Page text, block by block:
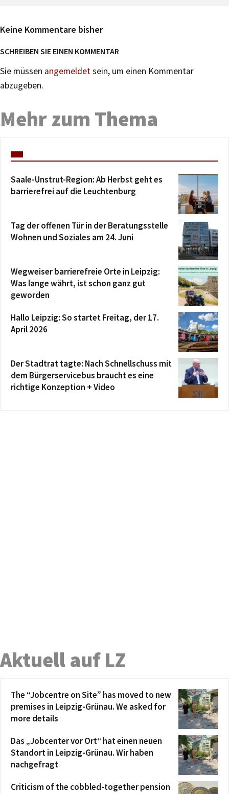
Keine Kommentare bisher
SCHREIBEN SIE EINEN KOMMENTAR
Sie müssen angemeldetsein, um einen Kommentar
abzugeben.
Mehr zum Thema
Saale-Unstrut-Region: Ab Herbst geht es
barrierefrei auf die Leuchtenburg
Tag der offenen Tür in der Beratungsstelle
Wohnen und Soziales am 24. Juni
Wegweiser barrierefreie Orte in Leipzig:
Was lange währt, ist schon ganz gut
geworden
Hallo Leipzig: So startet Freitag, der 17.
April 2026
Der Stadtrat tagte: Nach Schnellschuss mit
dem Bürgerservicebus braucht es eine
richtige Konzeption + Video
Aktuell auf LZ
The “Jobcentre on Site” has moved to new
premises in Leipzig-Grünau. We asked for
more details
Das „Jobcenter vor Ort“ hat einen neuen
Standort in Leipzig-Grünau. Wir haben
nachgefragt
Criticism of the cobbled-together pension